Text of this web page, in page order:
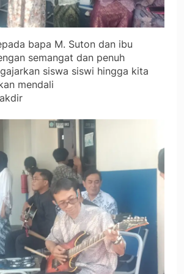
bapa M. Suton dan ibu
semangat dan penuh
siswa siswi hingga kita
mendali